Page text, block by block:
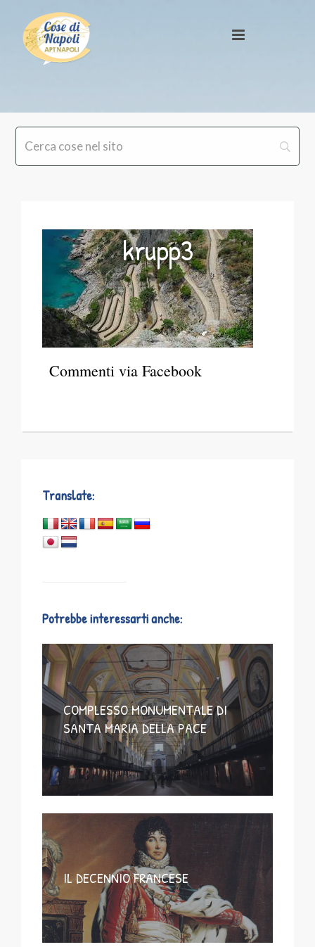
krupp3
Commenti via Facebook
Translate:
Potrebbe interessarti anche:
COMPLESSO MONUMENTALE DI
SANTA MARIA DELLA PACE
IL DECENNIO FRANCESE